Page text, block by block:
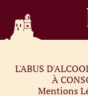
L'ABUS
À
Mentions